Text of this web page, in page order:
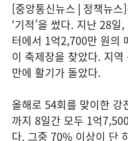
[중앙통신뉴스│정책뉴스
‘기적’을 썼다. 지난 28
터에서 1억2,700만 원의
이 축제장을 찾았다. 지
만에 활기가 돌았다.
올해로 54회를 맞이한 강
까지 8일간 모두 1억
다. 그중 70% 이상이 단